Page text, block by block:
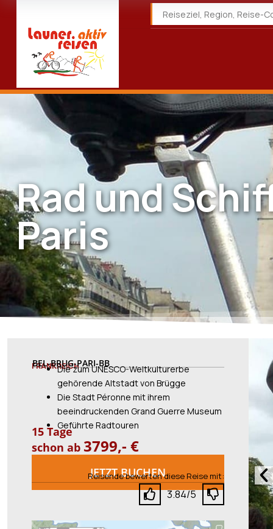
Rad und
Paris
FRANKREICH
BEL-BRUG-PARI-BB
Die zum UNESCO-Weltkulturerbe
gehörende Altstadt von Brügge
Die Stadt Péronne mit ihrem
beeindruckenden Grand Guerre Museum
Geführte Radtouren
15 Tage
schon ab 3799,- €
JETZT BUCHEN
Reisende bewerten diese Reise mit:
3.84/5